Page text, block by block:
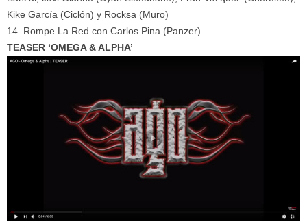
Kike García (Ciclón) y Rocksa (Muro)
14. Rompe La Red con Carlos Pina (Panzer)
TEASER ‘OMEGA & ALPHA’